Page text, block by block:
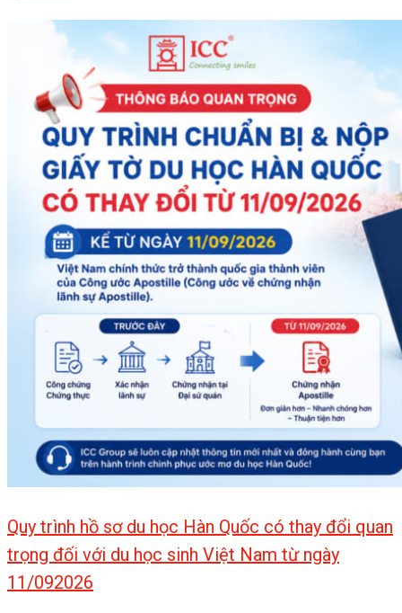
Quy trình hồ sơ du học Hàn Quốc có thay đổi quan
trọng đối với du học sinh Việt Nam từ ngày
11/092026